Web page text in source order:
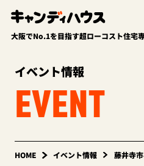
大阪でNo.1を目指す超ローコスト住宅
イベント情報
EVENT
HOME イベント情報 藤井寺